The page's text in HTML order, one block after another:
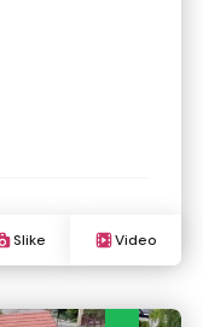
Slike Video